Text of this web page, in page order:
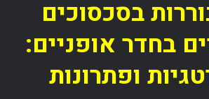
בסכסוכים
בחדר אופניים:
ופתרונות